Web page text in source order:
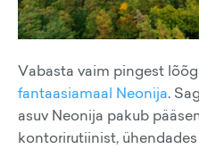
Vabasta vaim pingest
fantaasiamaal Neonija.
asuv Neonija pakub
kontorirutiinist,